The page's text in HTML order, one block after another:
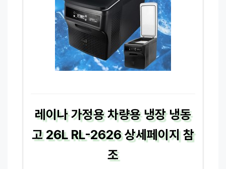
레이나 가정용 차량용 냉장 냉동
고 26L RL-2626 상세페이지 참
조